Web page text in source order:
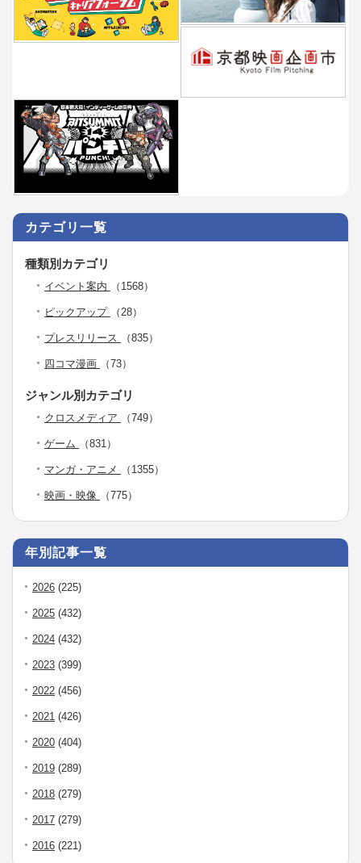
カテゴリ一覧
種類別カテゴリ
イベント案内 （1568）
ピックアップ （28）
プレスリリース （835）
四コマ漫画 （73）
ジャンル別カテゴリ
クロスメディア （749）
ゲーム （831）
マンガ・アニメ （1355）
映画・映像 （775）
年別記事一覧
2026 (225)
2025 (432)
2024 (432)
2023 (399)
2022 (456)
2021 (426)
2020 (404)
2019 (289)
2018 (279)
2017 (279)
2016 (221)